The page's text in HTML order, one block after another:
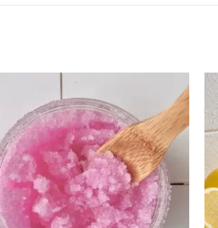
Ajouter
à la
wishlist